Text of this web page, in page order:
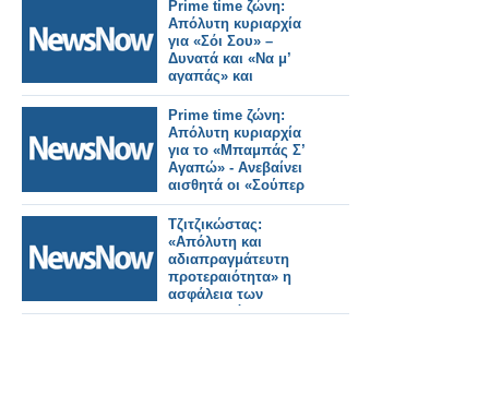
Prime time ζώνη:
Απόλυτη κυριαρχία
για «Σόι Σου» –
Δυνατά και «Να μ’
αγαπάς» και
«MasterChef»
Prime time ζώνη:
Απόλυτη κυριαρχία
για το «Μπαμπάς Σ’
Αγαπώ» - Ανεβαίνει
αισθητά οι «Σούπερ
Ήρωες»
Τζιτζικώστας:
«Απόλυτη και
αδιαπραγμάτευτη
προτεραιότητα» η
ασφάλεια των
σιδηροδρόμων στην